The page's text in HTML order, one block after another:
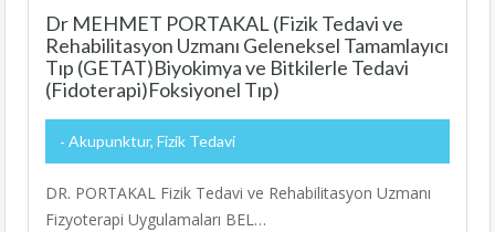
Dr MEHMET PORTAKAL (Fizik Tedavi ve
Rehabilitasyon Uzmanı Geleneksel Tamamlayıcı
Tıp (GETAT)Biyokimya ve Bitkilerle Tedavi
(Fidoterapi)Foksiyonel Tıp)
Akupunktur, Fizik Tedavi
DR. PORTAKAL Fizik Tedavi ve Rehabilitasyon Uzmanı
Fizyoterapi Uygulamaları BEL…